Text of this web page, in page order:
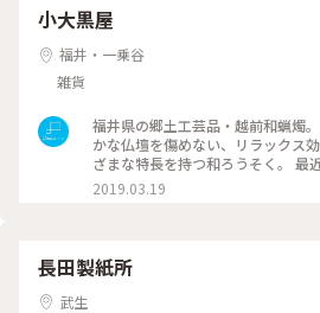
小大黒屋
福井・一乗谷
雑貨
福井県の郷土工芸品・越前和蝋燭
かな仏壇を傷めない、リラックス
ざまな特長を持つ和ろうそく。 最
くも登場して、インテリアとしても人気な
燭 #和蝋燭 #和ろうそく #郷土工
2019.03.19
長田製紙所
武生